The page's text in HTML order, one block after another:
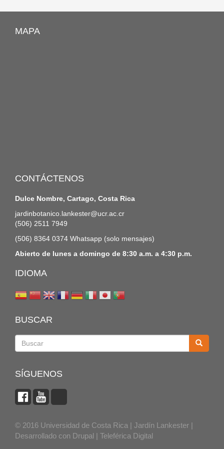
MAPA
CONTÁCTENOS
Dulce Nombre, Cartago, Costa Rica
jardinbotanico.lankester@ucr.ac.cr
(506) 2511 7949
(506) 8364 0374 Whatsapp (solo mensajes)
Abierto de lunes a domingo de 8:30 a.m. a 4:30 p.m.
IDIOMA
BUSCAR
SÍGUENOS
© 2016 Universidad de Costa Rica | Jardín Lankester |
Desarrollado con Drupal | Teleférica Digital